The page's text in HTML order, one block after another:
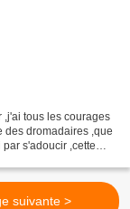
,j'ai tous les courages
des dromadaires ,que
s'adoucir ,cette
suivante >